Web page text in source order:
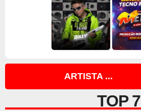
ARTISTA ...
TOP 7